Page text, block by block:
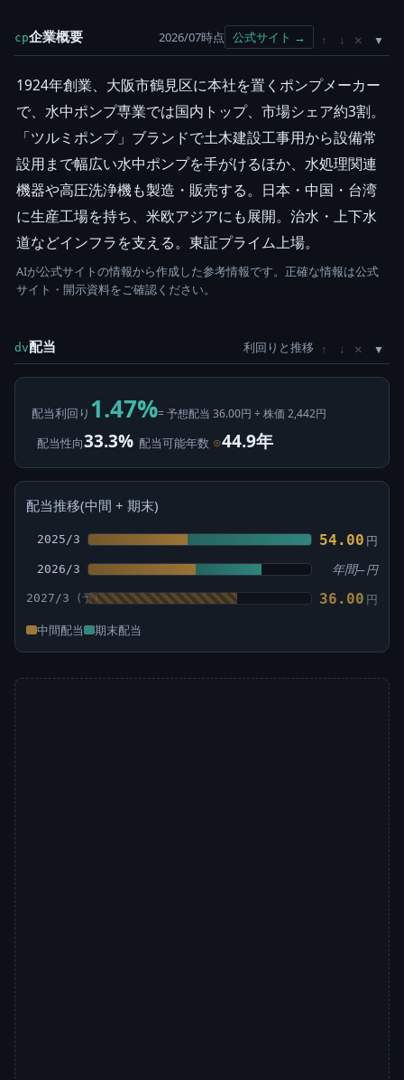
cp企業概要 2026/07時点 公式サイト → ↑ ↓ ×
1924年創業、大阪市鶴見区に本社を置くポンプメーカー
で、水中ポンプ専業では国内トップ、市場シェア約3割。
「ツルミポンプ」ブランドで土木建設工事用から設備常
設用まで幅広い水中ポンプを手がけるほか、水処理関連
機器や高圧洗浄機も製造・販売する。日本・中国・台湾
に生産工場を持ち、米欧アジアにも展開。治水・上下水
道などインフラを支える。東証プライム上場。
AIが公式サイトの情報から作成した参考情報です。正確な情報は公式
サイト・開示資料をご確認ください。
dv配当 利回りと推移 ↑ ↓ ×
配当利回り 1.47%= 予想配当 36.00円 ÷ 株価 2,442円
配当性向33.3% 配当可能年数 ⊙44.9年
配当推移(中間 + 期末)
2025/3 54.00 円
2026/3 年間— 円
2027/3 36.00 円
中間配当 期末配当